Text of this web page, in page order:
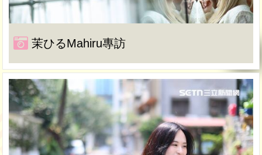
茉ひるMahiru專訪